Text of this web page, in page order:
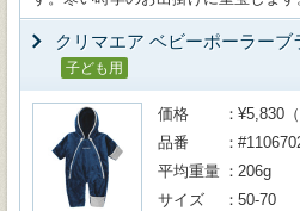
クリマエア ベビーポーラーブ
子ども用
価格
¥5,830（
品番
平均重量
206g
サイズ
50-70